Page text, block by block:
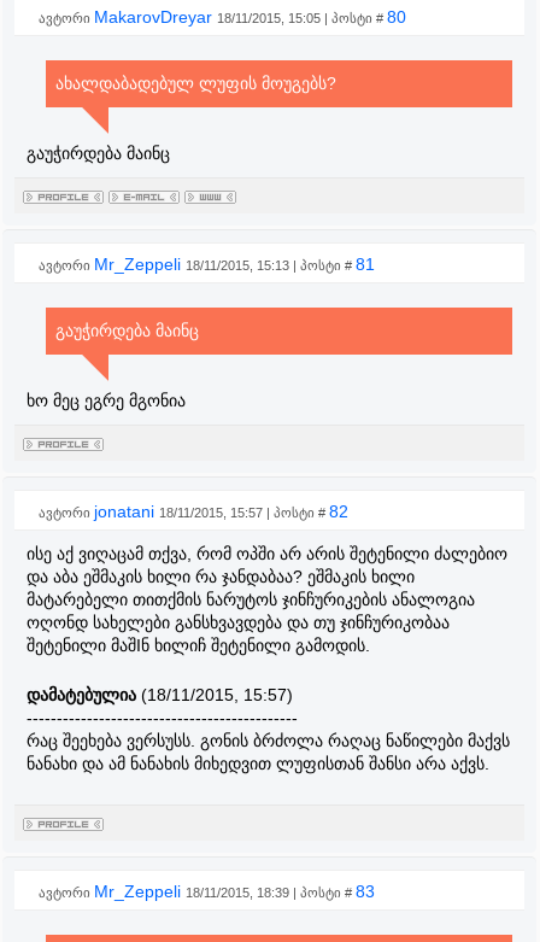
ავტორი MakarovDreyar 18/11/2015, 15:05 | პოსტი # 80
ახალდაბადებულ ლუფის მოუგებს?
გაუჭირდება მაინც
ავტორი Mr_Zeppeli 18/11/2015, 15:13 | პოსტი # 81
გაუჭირდება მაინც
ხო მეც ეგრე მგონია
ავტორი jonatani 18/11/2015, 15:57 | პოსტი # 82
ისე აქ ვიღაცამ თქვა, რომ ოპში არ არის შეტენილი ძალებიო
და აბა ეშმაკის ხილი რა ჯანდაბაა? ეშმაკის ხილი
მატარებელი თითქმის ნარუტოს ჯინჩურიკების ანალოგია
ოღონდ სახელები განსხვავდება და თუ ჯინჩურიკობაა
შეტენილი მაშIნ ხილიჩ შეტენილი გამოდის.
დამატებულია (18/11/2015, 15:57)
---------------------------------------------
რაც შეეხება ვერსუსს. გონის ბრძოლა რაღაც ნაწილები მაქვს
ნანახი და ამ ნანახის მიხედვით ლუფისთან შანსი არა აქვს.
ავტორი Mr_Zeppeli 18/11/2015, 18:39 | პოსტი # 83